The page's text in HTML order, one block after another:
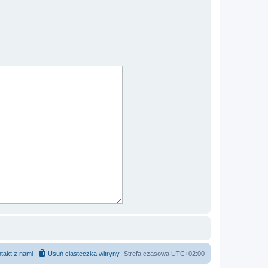
Strefa czasowa UTC+02:00
Usuń ciasteczka witryny
z nami